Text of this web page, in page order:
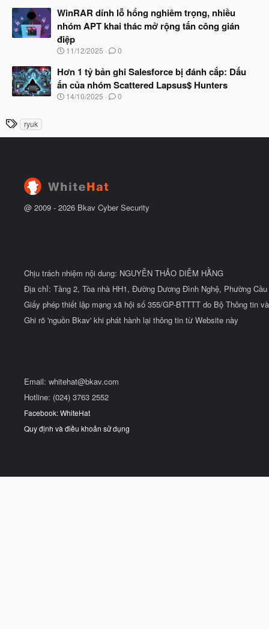
đ
ầ
u
à
b
ắ
t
ầ
u
WinRAR dính lỗ hổng nghiêm trọng, nhiều
nhóm APT khai thác mở rộng tấn công gián
điệp
N
à
y
b
ắ
u
11/12/2025 0
Hơn 1 tỷ bản ghi Salesforce bị đánh cắp: Dấu
ấn của nhóm Scattered Lapsus$ Hunters
N
u
14/10/2025 0
T
h
ryuk
@ 2009 - 2026 Bkav Cyber Security
Chịu trách nhiệm nội dung: NGUYỄN THẢO DIỄM HẰNG
Địa chỉ: Tầng 2, Tòa nhà HH1, Đường Dương Đình Nghệ, Phường
Giấy phép thiết lập mạng xã hội số 355/GP-BTTTT do Bộ Thông tin
Ghi rõ 'nguồn Bkav' khi phát hành lại thông tin từ Website này
Email: whitehat@bkav.com
Hotline: (024) 3763 2552
Facebook: WhiteHat
Quy định và điều khoản sử dụng